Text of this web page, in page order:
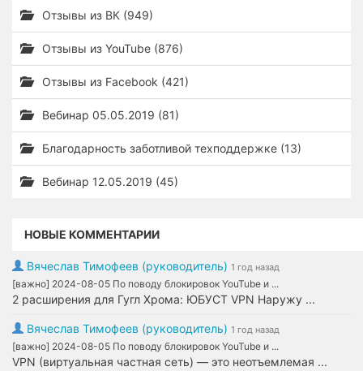
Отзывы из ВК (949)
Отзывы из YouTube (876)
Отзывы из Facebook (421)
Вебинар 05.05.2019 (81)
Благодарность заботливой техподдержке (13)
Вебинар 12.05.2019 (45)
НОВЫЕ КОММЕНТАРИИ
Вячеслав Тимофеев (руководитель) 1 год назад
[важно] 2024-08-05 По поводу блокировок YouTube и ...
2 расширения для Гугл Хрома: ЮБУСТ VPN Наружу ...
Вячеслав Тимофеев (руководитель) 1 год назад
[важно] 2024-08-05 По поводу блокировок YouTube и ...
VPN (виртуальная частная сеть) — это неотъемлемая ...